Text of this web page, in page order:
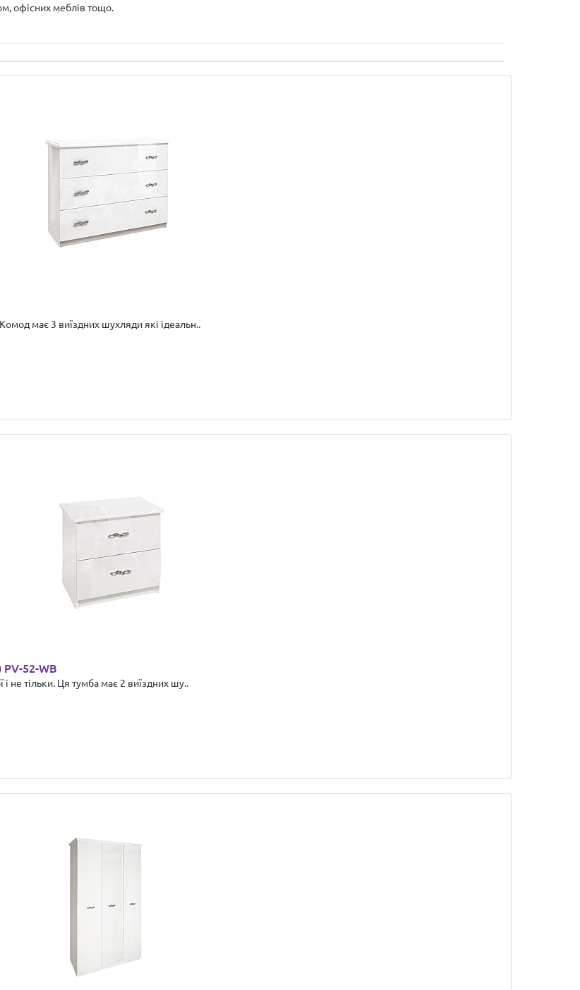
офісних меблів тощо.
має 3 виїздних шухляди які ідеальн..
52-WB
не тільки. Ця тумба має 2 виїздних шу..